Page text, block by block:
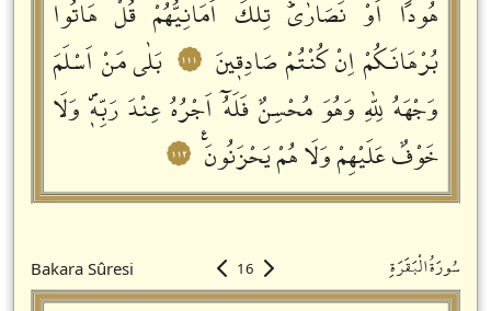
Bakara Sûresi 16 سُورَةُالْبَقَرَةِ
هُوداً اَوْ نَصَارٰىؕ تِلْكَ اَمَانِيُّهُمْؕ قُلْ هَاتُوا
بُرْهَانَكُمْ اِنْ كُنْتُمْ صَادِقٖينَ
١١١
بَلٰى مَنْ اَسْلَمَ
وَجْهَهُ لِلّٰهِ وَهُوَ مُحْسِنٌ فَلَهُٓ اَجْرُهُ عِنْدَ رَبِّهٖࣕ وَلَا
خَوْفٌ عَلَيْهِمْ وَلَا هُمْ يَحْزَنُونَࣖ ١١٢